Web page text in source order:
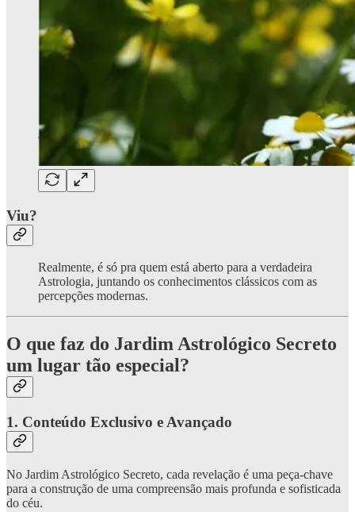
Viu?
Realmente, é só pra quem está aberto para a verdadeira
Astrologia, juntando os conhecimentos clássicos com as
percepções modernas.
O que faz do Jardim Astrológico Secreto
um lugar tão especial?
1. Conteúdo Exclusivo e Avançado
No Jardim Astrológico Secreto, cada revelação é uma peça-chave
para a construção de uma compreensão mais profunda e sofisticada
do céu.